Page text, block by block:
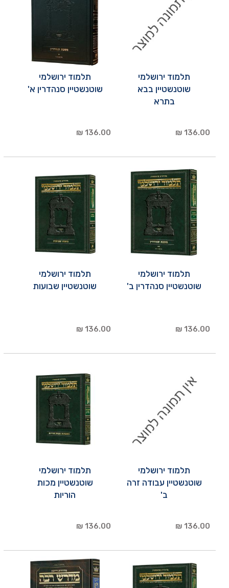
תלמוד ירושלמי
שוטנשטיין בבא
בתרא
136.00 ₪
תלמוד ירושלמי
שוטנשטיין סנהדרין א'
136.00 ₪
תלמוד ירושלמי
שוטנשטיין סנהדרין ב'
136.00 ₪
תלמוד ירושלמי
שוטנשטיין שבועות
136.00 ₪
תלמוד ירושלמי
שוטנשטיין עבודה זרה
ב'
136.00 ₪
תלמוד ירושלמי
שוטנשטיין מכות
הוריות
136.00 ₪